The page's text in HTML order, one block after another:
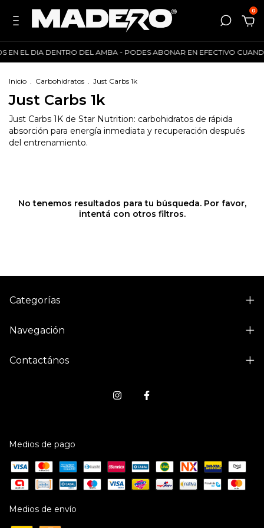
0
EN EL DIA DENTRO DEL AMBA - PODES ABONAR EN EFECTIVO
Inicio . Carbohidratos . Just Carbs 1k
Just Carbs 1k
Just Carbs 1K de Star Nutrition: carbohidratos de rápida
absorción para energía inmediata y recuperación después
del entrenamiento.
No tenemos resultados para tu búsqueda. Por favor,
intentá con otros filtros.
Categorías
Navegación
Contactános
Medios de pago
Medios de envío